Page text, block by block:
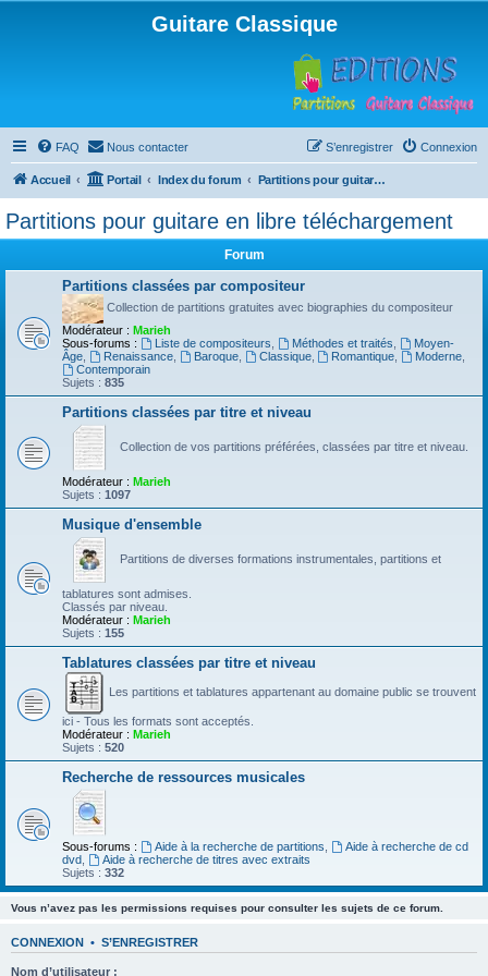
Guitare Classique
FAQ Nous contacter Connexion
S’enregistrer
Accueil Portail Index du forum Partitions pour guitare en libre téléchargement
Partitions pour guitare en libre téléchargement
Forum
Partitions classées par compositeur
Collection de partitions gratuites avec biographies du compositeur
Modérateur : Marieh
Sous-forums :
Liste de compositeurs Méthodes et traités
Moyen-
Âge
Renaissance, Baroque, Classique, Romantique Moderne
Contemporain
Sujets : 835
Partitions classées par titre et niveau
Collection de vos partitions préférées, classées par titre et niveau.
Modérateur : Marieh
Sujets : 1097
Musique d'ensemble
Partitions de diverses formations instrumentales, partitions et
tablatures sont admises.
Classés par niveau.
Modérateur : Marieh
Sujets : 155
Tablatures classées par titre et niveau
Les partitions et tablatures appartenant au domaine public se trouvent
ici - Tous les formats sont acceptés.
Modérateur : Marieh
Sujets : 520
Recherche de ressources musicales
Sous-forums : Aide à la recherche de partitions
Aide à recherche de cd
dvd
Aide à recherche de titres avec extraits
Sujets : 332
Vous n’avez pas les permissions requises pour consulter les sujets de ce forum.
CONNEXION • S’ENREGISTRER
Nom d’utilisateur :